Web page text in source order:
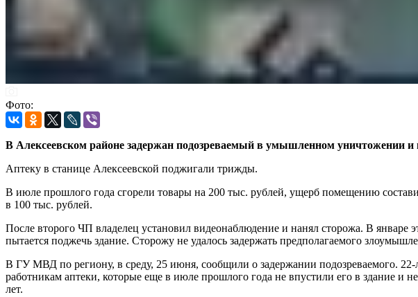
Фото:
В Алексеевском районе задержан подозреваемый в умышленном уничтожении
Аптеку в станице Алексеевской поджигали трижды.
В июле прошлого года сгорели товары на 200 тыс. рублей, ущерб помещению
в 100 тыс. рублей.
После второго ЧП владелец установил видеонаблюдение и нанял сторожа. В январе
пытается поджечь здание. Сторожу не удалось задержать предполагаемого
В ГУ МВД по региону, в среду, 25 июня, сообщили о задержании подозреваемого.
работникам аптеки, которые еще в июле прошлого года не впустили его в здание и
лет.